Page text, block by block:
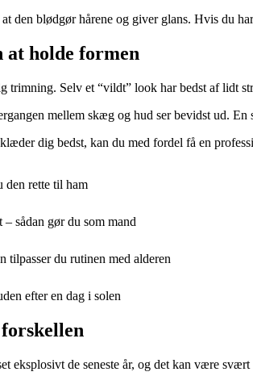
den blødgør hårene og giver glans. Hvis du
at holde formen
Selv et “vildt” look har bedst af lidt
mellem skæg og hud ser bevidst ud.
dig bedst, kan du med fordel få en
den rette til ham
sådan gør du som mand
tilpasser du rutinen med alderen
efter en dag i solen
eksplosivt de seneste år, og det kan være